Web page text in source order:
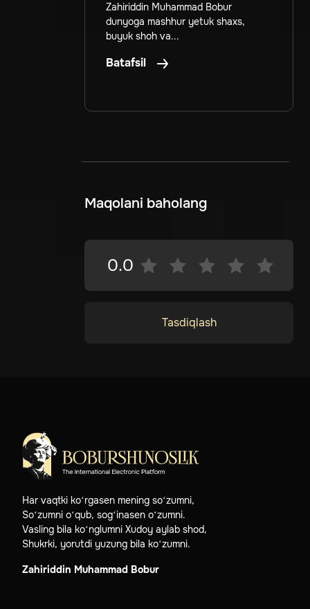
Zahiriddin Muhammad Bobur
dunyoga mashhur yetuk shaxs,
buyuk shoh va...
Batafsil
Maqolani baholang
0.0
Tasdiqlash
Har vaqtki ko‘rgasen mening so‘zumni,
So‘zumni o‘qub, sog‘inasen o‘zumni.
Vasling bila ko‘nglumni Xudoy aylab shod,
Shukrki, yorutdi yuzung bila ko‘zumni.
Zahiriddin Muhammad Bobur